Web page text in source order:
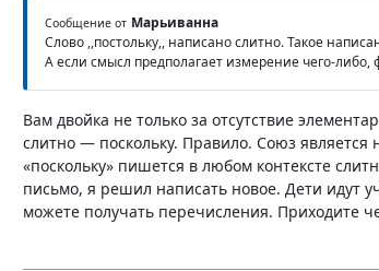
Сообщение от Марьиванна
Слово ,,постольку,, написано слитно. Такое
А если смысл предполагает измерение чего-либо,
Вам двойка не только за отсутствие
слитно — поскольку. Правило. Союз
«поскольку» пишется в любом контексте
письмо, я решил написать новое. Дети идут
можете получать перечисления. Приходите